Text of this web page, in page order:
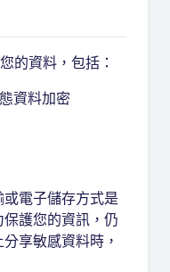
的資料，包括：
資料加密
電子儲存方式是
護您的資訊，仍
享敏感資料時，